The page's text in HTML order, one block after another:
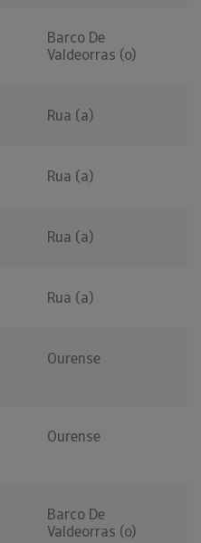
Barco De
Valdeorras (o)
Rua (a)
Rua (a)
Rua (a)
Rua (a)
Ourense
Ourense
Barco De
Valdeorras (o)